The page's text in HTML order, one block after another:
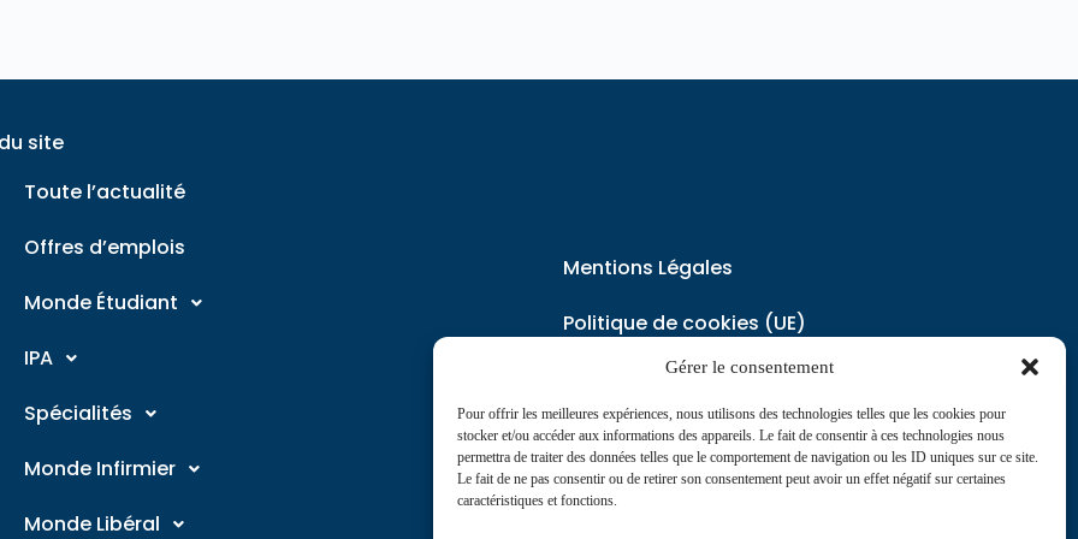
Gérer le consentement
Pour offrir les meilleures expériences, nous utilisons des technologies telles que les cookies pour
stocker et/ou accéder aux informations des appareils. Le fait de consentir à ces technologies nous
permettra de traiter des données telles que le comportement de navigation ou les ID uniques sur ce site.
Le fait de ne pas consentir ou de retirer son consentement peut avoir un effet négatif sur certaines
caractéristiques et fonctions.
site
Toute l’actualité
Offres d’emplois
Monde Étudiant
IPA
Spécialités
Monde Infirmier
Monde Libéral
Mentions Légales
Politique de cookies (UE)
Politique de Confidentialité
contact@journaldesinfirmiers.fr